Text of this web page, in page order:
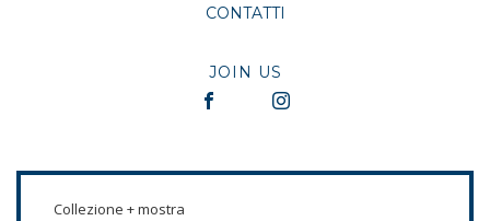
CONTATTI
JOIN US
Collezione + mostra